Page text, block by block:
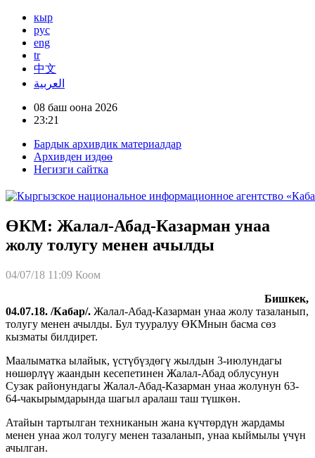
кыр
рус
eng
tr
中文
العربية
08 баш оона 2026
23:21
Бардык архивдик материалдар
Архивден издөө
Негизги сайтка
ӨКМ: Жалал-Абад-Казарман унаа
жолу толугу менен ачылды
04/07/18 11:09 Коом
Бишкек,
04.07.18. /Кабар/. Жалал-Абад-Казарман унаа жолу тазаланып,
толугу менен ачылды. Бул тууралуу ӨКМнын басма сөз
кызматы билдирет.
Маалыматка ылайык, үстүбүздөгү жылдын 3-июлундагы
нөшөрлүү жаандын кесепетинен Жалал-Абад облусунун
Сузак районундагы Жалал-Абад-Казарман унаа жолунун 63-
64-чакырымдарында шагыл аралаш таш түшкөн.
Атайын тартылган техниканын жана күчтөрдүн жардамы
менен унаа жол толугу менен тазаланып, унаа кыймылы үчүн
ачылган.